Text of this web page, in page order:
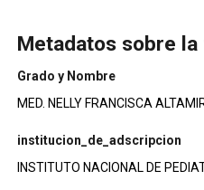
Metadatos sobre la
Grado y Nombre
MED. NELLY FRANCISCA
institucion_de_adscripcion
INSTITUTO NACIONAL DE